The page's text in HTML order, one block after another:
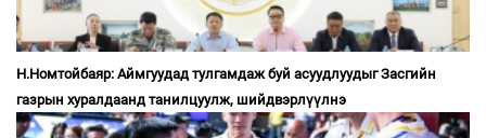
Н.Номтойбаяр: Аймгуудад тулгамдаж буй асуудлуудыг Засгийн
газрын хуралдаанд танилцуулж, шийдвэрлүүлнэ